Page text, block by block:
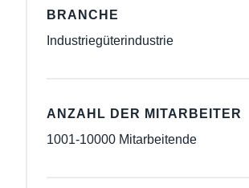
BRANCHE
Industriegüterindustrie
ANZAHL DER MITARBEITER
1001-10000 Mitarbeitende